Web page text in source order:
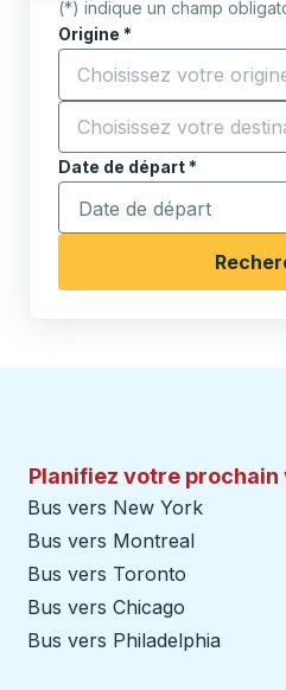
(*) indique un champ
Origine *
Commencez à saisir la
Destination*
Commencez à saisir la
Date de départ*
Tapez la date au format
Planifiez votre prochain
Bus vers New York
Bus vers Montreal
Bus vers Toronto
Bus vers Chicago
Bus vers Philadelphia